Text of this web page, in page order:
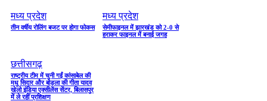
मध्य प्रदेश
तीन वर्षीय रोलिंग बजट पर होगा फोकस
मध्य प्रदेश
सेमीफाइनल में झारखंड को 2-0 से
हराकर फाइनल में बनाई जगह
छत्तीसगढ़
राष्ट्रीय टीम में चुनी गईं कांसाबेल की
मधु सिदार और बोड़ला की गीता यादव
खेलो इंडिया एक्सीलेंस सेंटर, बिलासपुर
में ले रहीं प्रशिक्षण